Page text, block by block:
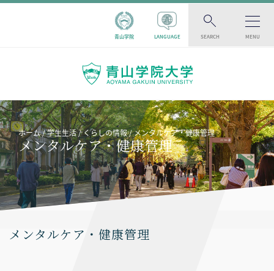
青山学院 LANGUAGE SEARCH MENU
ホーム 学生生活 くらしの情報 メンタルケア・健康管理
メンタルケア・健康管理
メンタルケア・健康管理